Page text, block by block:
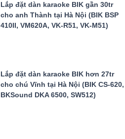
Lắp đặt dàn karaoke BIK gần 30tr
cho anh Thành tại Hà Nội (BIK BSP
410II, VM620A, VK-R51, VK-M51)
Lắp đặt dàn karaoke BIK hơn 27tr
cho chú Vĩnh tại Hà Nội (BIK CS-620,
BKSound DKA 6500, SW512)